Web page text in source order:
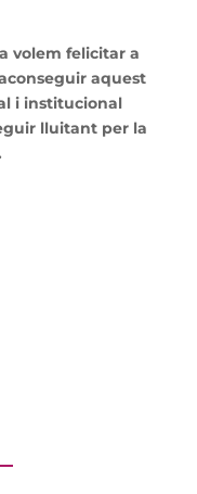
volem felicitar a
aquest
i institucional
lluitant per la